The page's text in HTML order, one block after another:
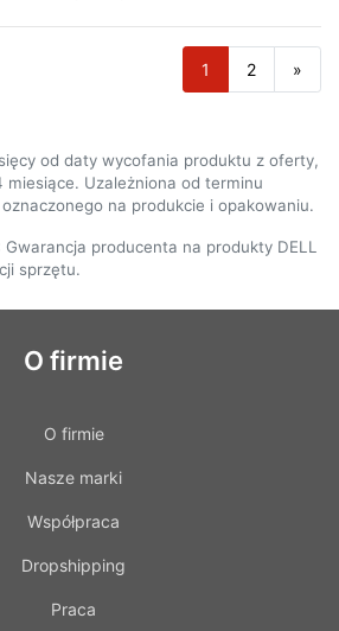
1 2 »
od daty wycofania produktu z oferty,
miesiące. Uzależniona od terminu
na produkcie i opakowaniu.
producenta na produkty DELL
sprzętu.
O firmie
O firmie
Nasze marki
Współpraca
Dropshipping
Praca